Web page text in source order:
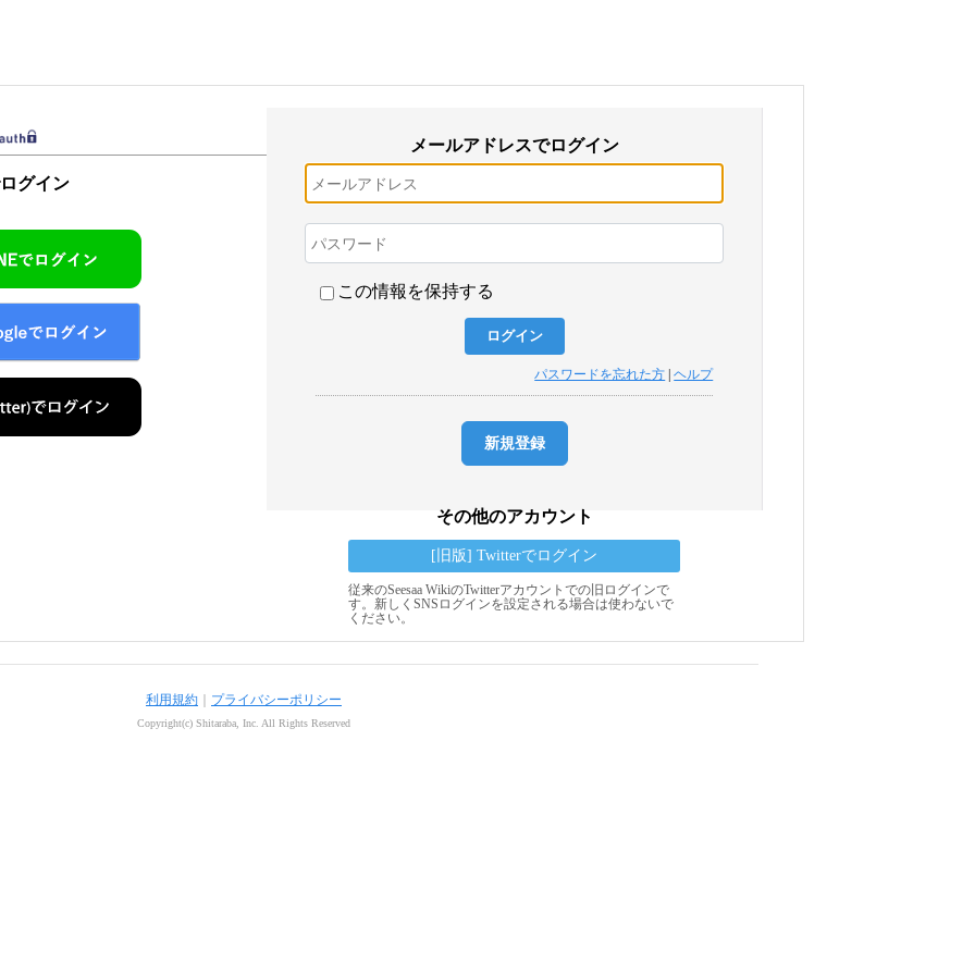
グイン
メールアドレスでログイン
この情報を保持する
パスワードを忘れた方 |ヘルプ
新規登録
その他のアカウント
[旧版] Twitterでログイン
従来のSeesaa WikiのTwitterアカウントでの旧ログインで
す。新しくSNSログインを設定される場合は使わないで
ください。
利用規約 プライバシーポリシー
Copyright(c) Shitaraba, Inc. All Rights Reserved